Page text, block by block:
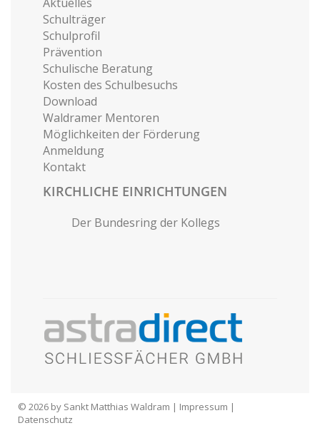
Schulträger
Schulprofil
Prävention
Schulische Beratung
Kosten des Schulbesuchs
Download
Waldramer Mentoren
Möglichkeiten der Förderung
Anmeldung
Kontakt
KIRCHLICHE EINRICHTUNGEN
Der Bundesring der Kollegs
© 2026 by Sankt Matthias Waldram | Impressum |
Datenschutz